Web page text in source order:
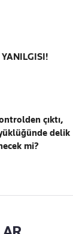
çıktı,
delik
mi?